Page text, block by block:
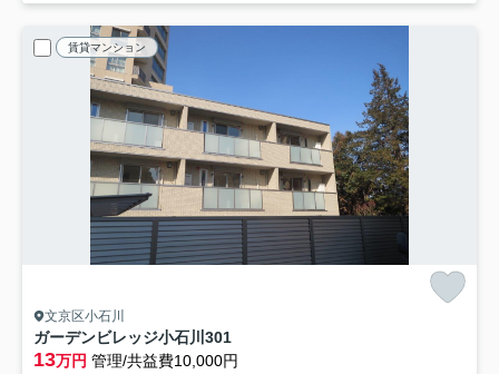
賃貸マンション
文京区小石川
ガーデンビレッジ小石川 301
13万円 管理/共益費10,000円